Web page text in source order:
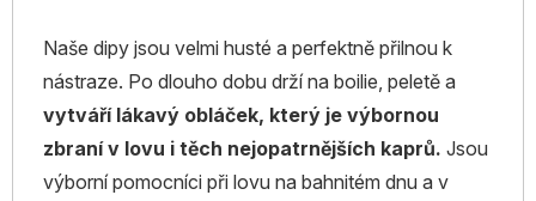
Naše dipy jsou velmi husté a perfektně přilnou k
nástraze. Po dlouho dobu drží na boilie, peletě a
vytváří lákavý obláček, který je výbornou
zbraní v lovu i těch nejopatrnějších kaprů. Jsou
výborní pomocníci při lovu na bahnitém dnu a v